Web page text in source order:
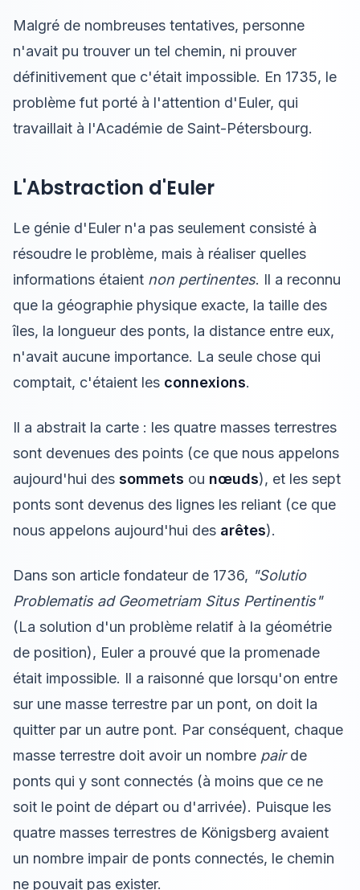
Malgré de nombreuses tentatives, personne
n'avait pu trouver un tel chemin, ni prouver
définitivement que c'était impossible. En 1735, le
problème fut porté à l'attention d'Euler, qui
travaillait à l'Académie de Saint-Pétersbourg.
L'Abstraction d'Euler
Le génie d'Euler n'a pas seulement consisté à
résoudre le problème, mais à réaliser quelles
informations étaient non pertinentes. Il a reconnu
que la géographie physique exacte, la taille des
îles, la longueur des ponts, la distance entre eux,
n'avait aucune importance. La seule chose qui
comptait, c'étaient les connexions.
Il a abstrait la carte : les quatre masses terrestres
sont devenues des points (ce que nous appelons
aujourd'hui des sommets ou nœuds), et les sept
ponts sont devenus des lignes les reliant (ce que
nous appelons aujourd'hui des arêtes).
Dans son article fondateur de 1736, "Solutio
Problematis ad Geometriam Situs Pertinentis"
(La solution d'un problème relatif à la géométrie
de position), Euler a prouvé que la promenade
était impossible. Il a raisonné que lorsqu'on entre
sur une masse terrestre par un pont, on doit la
quitter par un autre pont. Par conséquent, chaque
masse terrestre doit avoir un nombre pairde
ponts qui y sont connectés (à moins que ce ne
soit le point de départ ou d'arrivée). Puisque les
quatre masses terrestres de Königsberg avaient
un nombre impair de ponts connectés, le chemin
ne pouvait pas exister.